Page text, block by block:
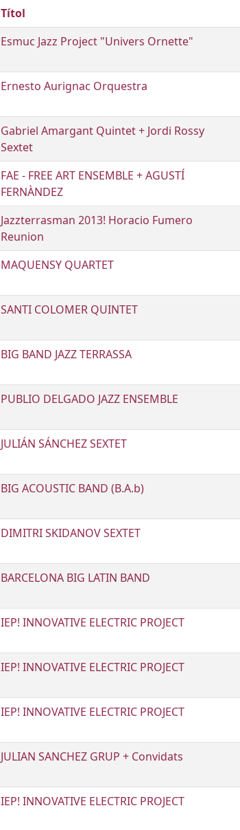
Títol
Esmuc Jazz Project "Univers Ornette"
Ernesto Aurignac Orquestra
Gabriel Amargant Quintet + Jordi Rossy
Sextet
FAE - FREE ART ENSEMBLE + AGUSTÍ
FERNÀNDEZ
Jazzterrasman 2013! Horacio Fumero
Reunion
MAQUENSY QUARTET
SANTI COLOMER QUINTET
BIG BAND JAZZ TERRASSA
PUBLIO DELGADO JAZZ ENSEMBLE
JULIÁN SÁNCHEZ SEXTET
BIG ACOUSTIC BAND (B.A.b)
DIMITRI SKIDANOV SEXTET
BARCELONA BIG LATIN BAND
IEP! INNOVATIVE ELECTRIC PROJECT
IEP! INNOVATIVE ELECTRIC PROJECT
IEP! INNOVATIVE ELECTRIC PROJECT
JULIAN SANCHEZ GRUP + Convidats
IEP! INNOVATIVE ELECTRIC PROJECT